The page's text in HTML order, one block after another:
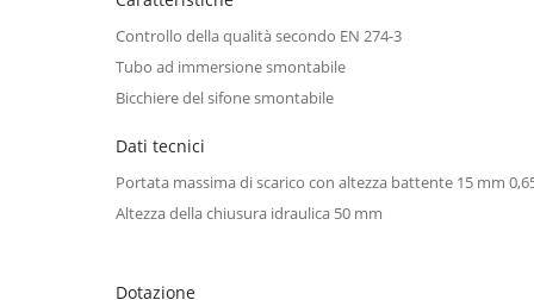
Controllo della qualità secondo EN 274-3
Tubo ad immersione smontabile
Bicchiere del sifone smontabile
Dati tecnici
Portata massima di scarico con altezza battente 15 mm
Altezza della chiusura idraulica 50 mm
Dotazione